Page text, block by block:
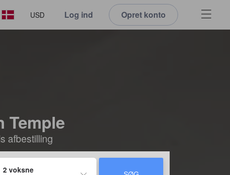
USD Log ind Opret konto
Temple
afbestilling
2 voksne